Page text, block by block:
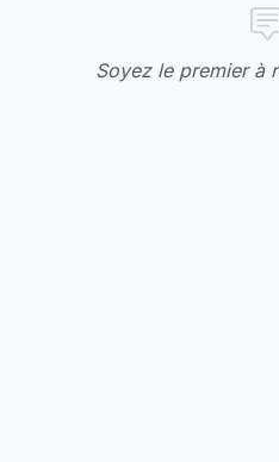
Soyez le premier à